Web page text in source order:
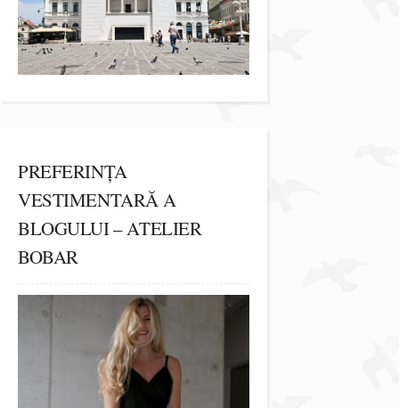
PREFERINȚA
VESTIMENTARĂ A
BLOGULUI – ATELIER
BOBAR